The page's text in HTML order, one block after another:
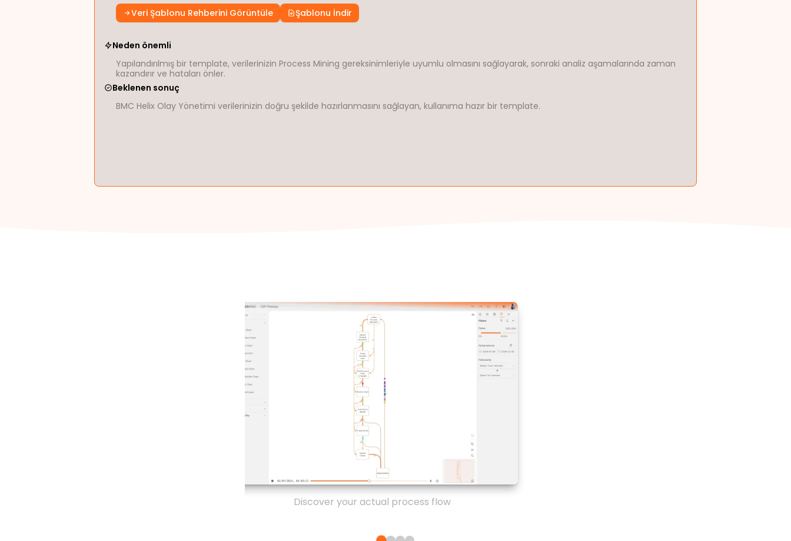
Veri Şablonu Rehberini Görüntüle Şablonu İndir
Neden önemli
Yapılandırılmış bir template, verilerinizin Process Mining gereksinimleriyle uyumlu olmasını sağlayarak, sonraki analiz aşamalarında zaman
kazandırır ve hataları önler.
Beklenen sonuç
BMC Helix Olay Yönetimi verilerinizin doğru şekilde hazırlanmasını sağlayan, kullanıma hazır bir template.
Discover your actual process flow